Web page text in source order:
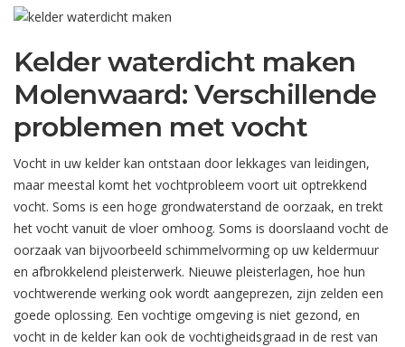
Kelder waterdicht maken
Molenwaard: Verschillende
problemen met vocht
Vocht in uw kelder kan ontstaan door lekkages van leidingen,
maar meestal komt het vochtprobleem voort uit optrekkend
vocht. Soms is een hoge grondwaterstand de oorzaak, en trekt
het vocht vanuit de vloer omhoog. Soms is doorslaand vocht de
oorzaak van bijvoorbeeld schimmelvorming op uw keldermuur
en afbrokkelend pleisterwerk. Nieuwe pleisterlagen, hoe hun
vochtwerende werking ook wordt aangeprezen, zijn zelden een
goede oplossing. Een vochtige omgeving is niet gezond, en
vocht in de kelder kan ook de vochtigheidsgraad in de rest van